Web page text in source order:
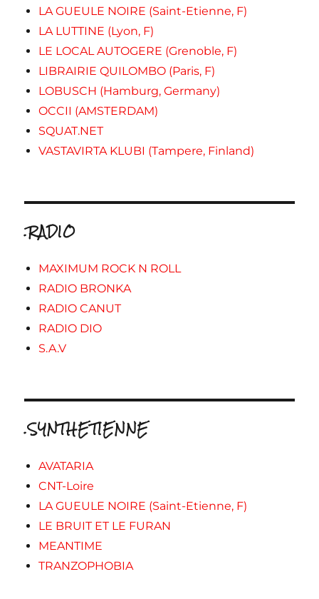
LA GUEULE NOIRE (Saint-Etienne, F)
LA LUTTINE (Lyon, F)
LE LOCAL AUTOGERE (Grenoble, F)
LIBRAIRIE QUILOMBO (Paris, F)
LOBUSCH (Hamburg, Germany)
OCCII (AMSTERDAM)
SQUAT.NET
VASTAVIRTA KLUBI (Tampere, Finland)
.RADIO
MAXIMUM ROCK N ROLL
RADIO BRONKA
RADIO CANUT
RADIO DIO
S.A.V
.SYNTHETIENNE
AVATARIA
CNT-Loire
LA GUEULE NOIRE (Saint-Etienne, F)
LE BRUIT ET LE FURAN
MEANTIME
TRANZOPHOBIA